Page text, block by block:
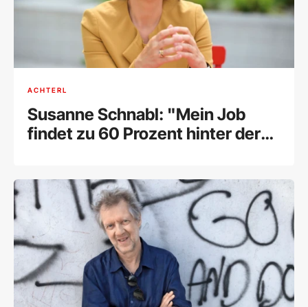
ACHTERL
Susanne Schnabl: "Mein Job
findet zu 60 Prozent hinter der